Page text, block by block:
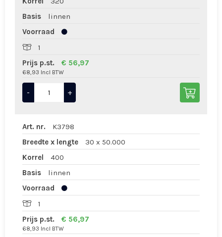
Basis
linnen
Voorraad
1
Prijs p.st.
€ 56,97
68,93 Incl BTW
- +
Art. nr.
K3798
Breedte x lengte
30 x 50.000
Korrel
400
Basis
linnen
Voorraad
1
Prijs p.st.
€ 56,97
68,93 Incl BTW